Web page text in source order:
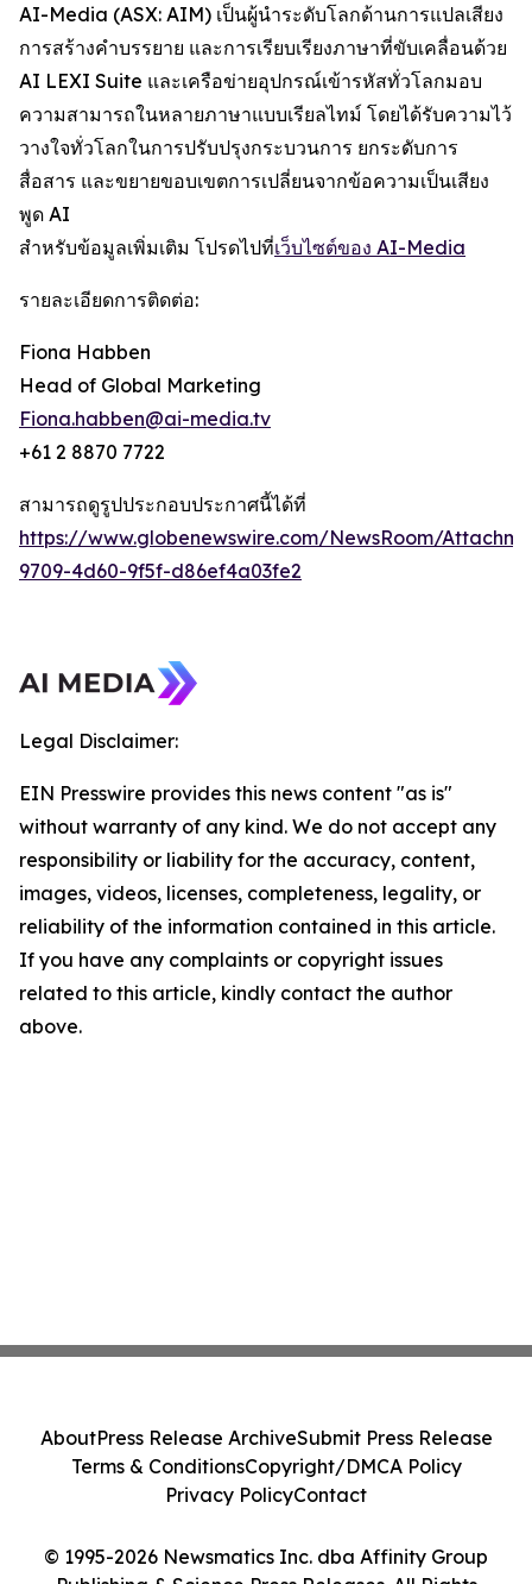
AI-Media (ASX: AIM) เป็นผู้นำระดับโลกด้านการแปลเสียง
การสร้างคำบรรยาย และการเรียบเรียงภาษาที่ขับเคลื่อนด้วย
AI LEXI Suite และเครือข่ายอุปกรณ์เข้ารหัสทั่วโลกมอบ
ความสามารถในหลายภาษาแบบเรียลไทม์ โดยได้รับความไว้
วางใจทั่วโลกในการปรับปรุงกระบวนการ ยกระดับการ
สื่อสาร และขยายขอบเขตการเปลี่ยนจากข้อความเป็นเสียง
พูด AI
สำหรับข้อมูลเพิ่มเติม โปรดไปที่เว็บไซต์ของ AI-Media
รายละเอียดการติดต่อ:
Fiona Habben
Head of Global Marketing
Fiona.habben@ai-media.tv
+61 2 8870 7722
สามารถดูรูปประกอบประกาศนี้ได้ที่
https://www.globenewswire.com/NewsRoom/
9709-4d60-9f5f-d86ef4a03fe2
Legal Disclaimer:
EIN Presswire provides this news content "as is"
without warranty of any kind. We do not accept any
responsibility or liability for the accuracy, content,
images, videos, licenses, completeness, legality, or
reliability of the information contained in this article.
If you have any complaints or copyright issues
related to this article, kindly contact the author
above.
© 1995-2026 Newsmatics Inc. dba Affinity Group
AboutPress Release ArchiveSubmit Press Release
Terms & ConditionsCopyright/DMCA Policy
Privacy PolicyContact